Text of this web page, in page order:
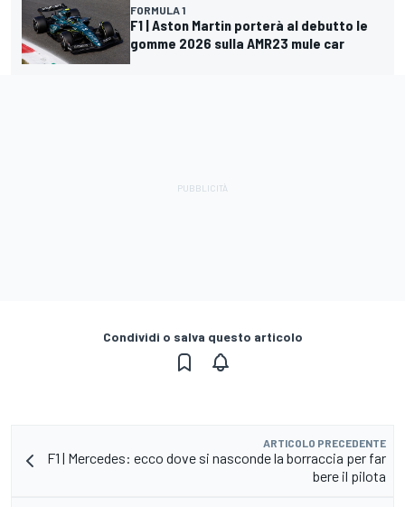
FORMULA 1
F1 | Aston Martin porterà al debutto le
gomme 2026 sulla AMR23 mule car
Condividi o salva questo articolo
ARTICOLO PRECEDENTE
F1 | Mercedes: ecco dove si nasconde la borraccia per far
bere il pilota